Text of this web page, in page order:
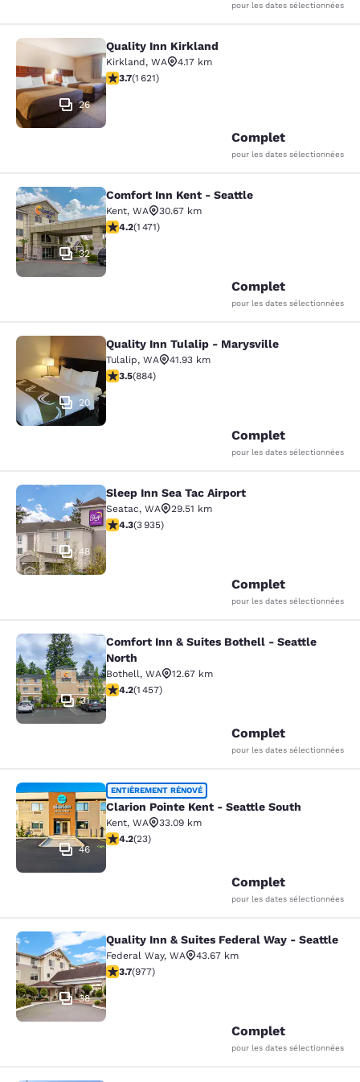
pour les dates sélectionnées
Quality Inn Kirkland
26
Quality Inn Kirkland
Kirkland, WA
4.17 km
3.69 étoiles. Bien. 1621 commentaires
3.7(1 621)
Complet
pour les dates sélectionnées
Comfort Inn Kent - Seattle
32
Comfort Inn Kent - Seattle
Kent, WA
30.67 km
4.22 étoiles. Excellent. 1471 commentaires
4.2(1 471)
Complet
pour les dates sélectionnées
Quality Inn Tulalip - Marysville
20
Quality Inn Tulalip - Marysville
Tulalip, WA
41.93 km
3.53 étoiles. Bien. 884 commentaires
3.5(884)
Complet
pour les dates sélectionnées
Sleep Inn Sea Tac Airport
48
Sleep Inn Sea Tac Airport
Seatac, WA
29.51 km
4.32 étoiles. Excellent. 3935 commentaires
4.3(3 935)
Complet
pour les dates sélectionnées
Comfort Inn & Suites Bothell -
31
Comfort Inn & Suites Bothell - Seattle
North
Bothell, WA
12.67 km
4.17 étoiles. Très Bien. 1457 commentaires
4.2(1 457)
Complet
pour les dates sélectionnées
Clarion Pointe Kent - Seattle South
46
ENTIÈREMENT RÉNOVÉ
Clarion Pointe Kent - Seattle South
Kent, WA
33.09 km
4.22 étoiles. Excellent. 23 commentaires
4.2(23)
Complet
pour les dates sélectionnées
Quality Inn & Suites Federal Way -
38
Quality Inn & Suites Federal Way - Seattle
Federal Way, WA
43.67 km
3.72 étoiles. Bien. 977 commentaires
3.7(977)
Complet
pour les dates sélectionnées